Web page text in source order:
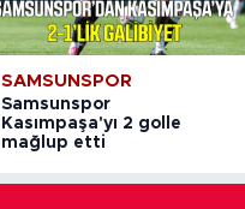
SAMSUNSPOR
Samsunspor
Kasımpaşa'yı 2 golle
mağlup etti